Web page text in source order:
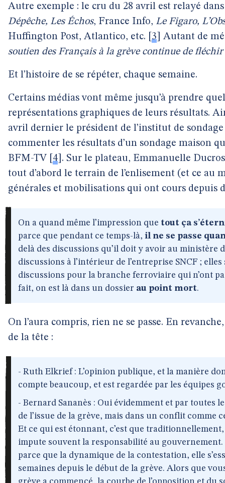
Autre exemple : le cru du 28 avril est relayé
Dépêche, Les Échos, France Info, Le Figaro,
Huffington Post, Atlantico, etc.
3
Autant de
soutien des Français à la grève continue de fléchir
Et l’histoire de se répéter, chaque semaine.
Certains médias vont même jusqu’à prendre
représentations graphiques de leurs résultats.
avril dernier le président de l’institut de
commenter les résultats d’un sondage maison
BFM-TV
4 . Sur le plateau, Emmanuelle
tout d’abord le terrain de l’enlisement (et ce au
générales et mobilisations qui ont cours depuis
On a quand même l’impression que tout ça
parce que pendant ce temps-là, il ne se passe
delà des discussions qu’il doit y avoir au ministère
discussions à l’intérieur de l’entreprise SNCF ;
discussions pour la branche ferroviaire qui n’ont
fait, on est là dans un dossier au point mort.
On l’aura compris, rien ne se passe. En
de la tête :
- Ruth Elkrief : L’opinion publique, et la manière
compte beaucoup, et est regardée par les équipes
- Bernard Sananès : Oui évidemment et par toutes
de l’issue de la grève, mais dans un conflit comme
Et ce qui est étonnant, c’est que
impute souvent la responsabilité au gouvernement.
parce que la dynamique de la contestation, elle
semaines depuis le début de la grève. Alors que